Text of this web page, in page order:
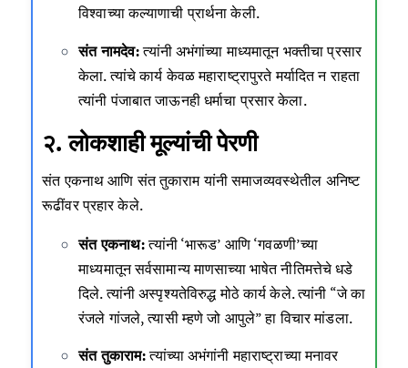
विश्वाच्या कल्याणाची प्रार्थना केली.
संत नामदेव:त्यांनी अभंगांच्या माध्यमातून भक्तीचा प्रसार
केला. त्यांचे कार्य केवळ महाराष्ट्रापुरते मर्यादित न राहता
त्यांनी पंजाबात जाऊनही धर्माचा प्रसार केला.
२. लोकशाही मूल्यांची पेरणी
संत एकनाथ आणि संत तुकाराम यांनी समाजव्यवस्थेतील अनिष्ट
रूढींवर प्रहार केले.
संत एकनाथ:त्यांनी ‘भारूड’ आणि ‘गवळणी’च्या
माध्यमातून सर्वसामान्य माणसाच्या भाषेत नीतिमत्तेचे धडे
दिले. त्यांनी अस्पृश्यतेविरुद्ध मोठे कार्य केले. त्यांनी “जे का
रंजले गांजले, त्यासी म्हणे जो आपुले” हा विचार मांडला.
संत तुकाराम:त्यांच्या अभंगांनी महाराष्ट्राच्या मनावर